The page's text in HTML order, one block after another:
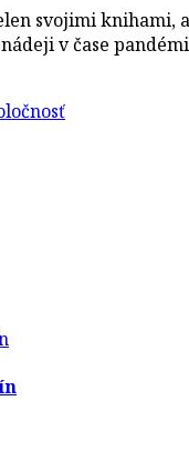
svojimi
v čase